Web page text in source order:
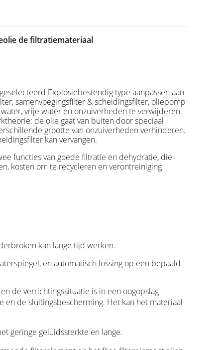
de filtratiemateriaal
Explosiebestendig type aanpassen aan
samenvoegingsfilter & scheidingsfilter, oliepomp
vrije water en onzuiverheden te verwijderen.
de olie gaat van buiten door speciaal
grootte van onzuiverheden verhinderen.
kan vervangen.
functies van goede filtratie en dehydratie, die
kosten om te recycleren en verontreiniging
kan lange tijd werken.
en automatisch lossing op een bepaald
de verrichtingssituatie is in een oogopslag
de sluitingsbescherming. Het kan het materiaal
geringe geluidssterkte en lange.